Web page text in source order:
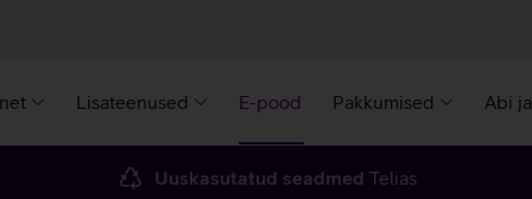
Lisateenused E-pood Pakkumised Abi
Uuskasutatud seadmed Telias